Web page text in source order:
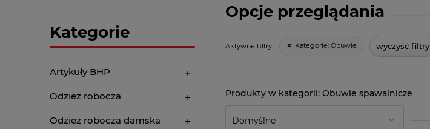
Kategorie
Artykuły BHP
Odzież robocza
Odzież robocza damska
Opcje przeglądania
Aktywne filtry: Kategorie: Obuwie wyczyść filtry
Obuwie spawalnicze